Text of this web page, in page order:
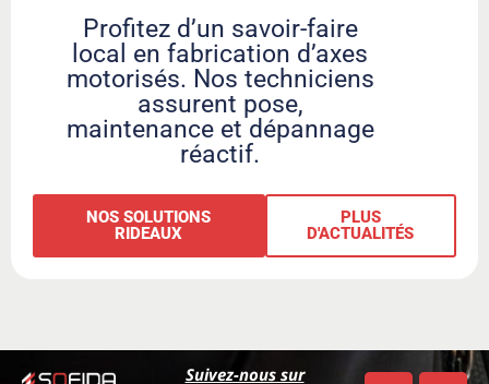
Profitez d’un savoir-faire
local en fabrication d’axes
motorisés. Nos techniciens
assurent pose,
maintenance et dépannage
réactif.
NOS SOLUTIONS
RIDEAUX
PLUS
D'ACTUALITÉS
Suivez-nous sur